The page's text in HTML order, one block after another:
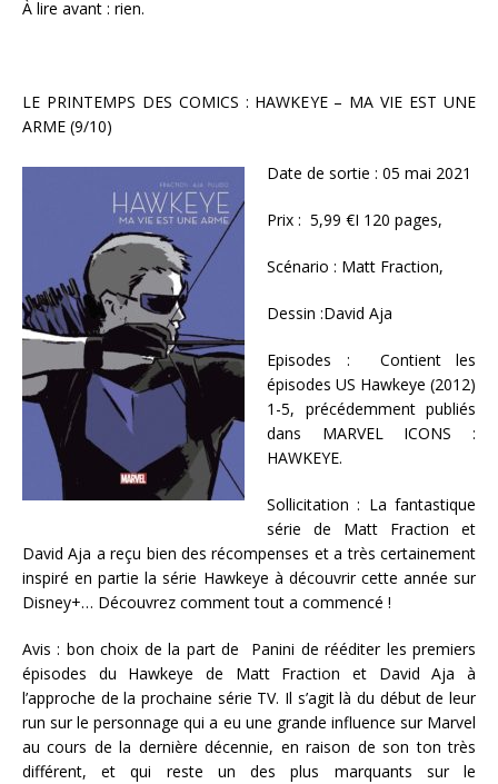
À lire avant : rien.
LE PRINTEMPS DES COMICS : HAWKEYE – MA VIE EST UNE
ARME (9/10)
Date de sortie : 05 mai 2021
Prix : 5,99 €I 120 pages,
Scénario : Matt Fraction,
Dessin :David Aja
Episodes : Contient les
épisodes US Hawkeye (2012)
1-5, précédemment publiés
dans MARVEL ICONS :
HAWKEYE.
Sollicitation : La fantastique
série de Matt Fraction et
David Aja a reçu bien des récompenses et a très certainement
inspiré en partie la série Hawkeye à découvrir cette année sur
Disney+… Découvrez comment tout a commencé !
Avis : bon choix de la part de Panini de rééditer les premiers
épisodes du Hawkeye de Matt Fraction et David Aja à
l’approche de la prochaine série TV. Il s’agit là du début de leur
run sur le personnage qui a eu une grande influence sur Marvel
au cours de la dernière décennie, en raison de son ton très
différent, et qui reste un des plus marquants sur le